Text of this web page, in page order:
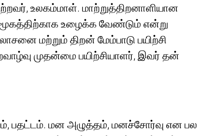
உலகம்மாள். மாற்றுத்திறனாளியான
உழைக்க வேண்டும் என்று
மற்றும் திறன் மேம்பாடு பயிற்சி
முதன்மை பயிற்சியாளர், இவர் தன்
பதட்டம். மன அழுத்தம், மனச்சோர்வு என பல